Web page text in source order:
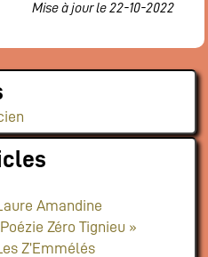
par catégories
par dates
(nouvel onglet)
Mise à jour le 22-10-2022
Amandine
Zéro Tignieu »
Z’Emmélés